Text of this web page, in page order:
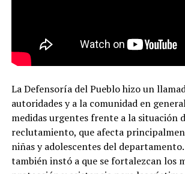
La Defensoría del Pueblo hizo un
autoridades y a la comunidad en
medidas urgentes frente a la situación
reclutamiento, que afecta
niñas y adolescentes del
también instó a que se fortalezcan los